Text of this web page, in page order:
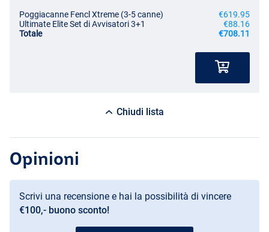
Poggiacanne Fencl Xtreme (3-5 canne)
€619.95
Ultimate Elite Set di Avvisatori 3+1
€88.16
Totale
€708.11
Chiudi lista
Opinioni
Scrivi una recensione e hai la possibilità di vincere
€100,- buono sconto!